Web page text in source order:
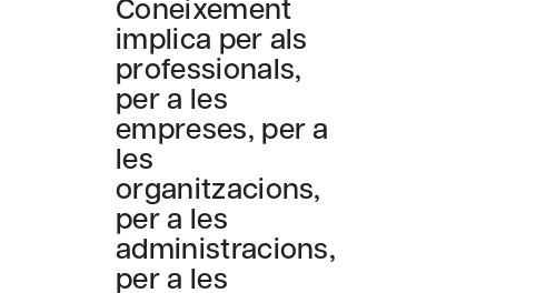
implica per als
professionals,
per a les
empreses, per a
les
organitzacions,
per a les
administracions,
per a les